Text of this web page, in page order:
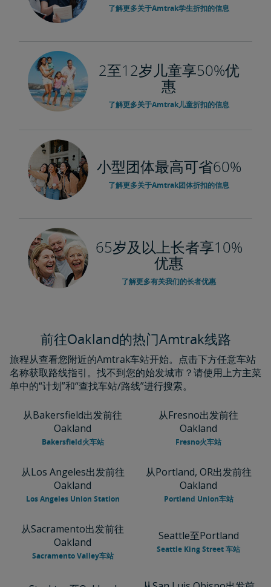
了解更多关于Amtrak学生折扣的信息
2至12岁儿童享50%优
惠
了解更多关于Amtrak儿童折扣的信息
小型团体最高可省60%
了解更多关于Amtrak团体折扣的信息
65岁及以上长者享10%
优惠
了解更多有关我们的长者优惠
前往Oakland的热门Amtrak线路
旅程从查看您附近的Amtrak车站开始。点击下方任意车站
名称获取路线指引。找不到您的始发城市？请使用上方主菜
单中的“计划”和“查找车站/路线”进行搜索。
从Bakersfield出发前往
Oakland
Bakersfield火车站
从Fresno出发前往
Oakland
Fresno火车站
从Los Angeles出发前往
Oakland
Los Angeles Union Station
从Portland, OR出发前往
Oakland
Portland Union车站
从Sacramento出发前往
Oakland
Sacramento Valley车站
Seattle至Portland
Seattle King Street 车站